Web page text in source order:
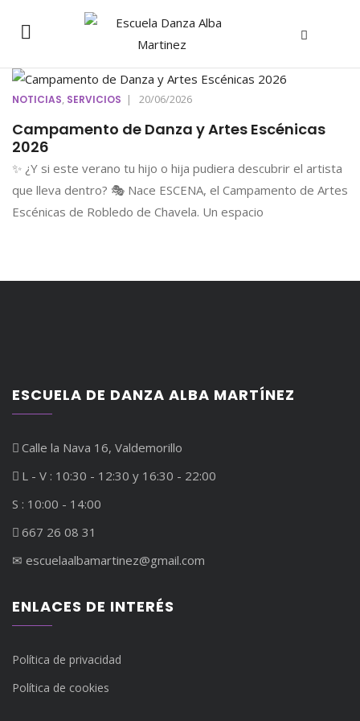
NOTICIAS, SERVICIOS | 20/06/2026
Campamento de Danza y Artes Escénicas
2026
✨ ¿Y si este verano tu hijo o hija pudiera descubrir el artista
que lleva dentro? 🎭 Nace ESCENA, el Campamento de Artes
Escénicas de Robledo de Chavela. Un espacio
ESCUELA DE DANZA ALBA MARTÍNEZ
Calle la Nava 16, Valdemorillo
L - V : 10:30 - 12:30 y 16:30 - 22:00
S : 10:00 - 14:00
667 26 08 31
✉︎ escuelaalbamartinez@gmail.com
ENLACES DE INTERÉS
Política de privacidad
Política de cookies